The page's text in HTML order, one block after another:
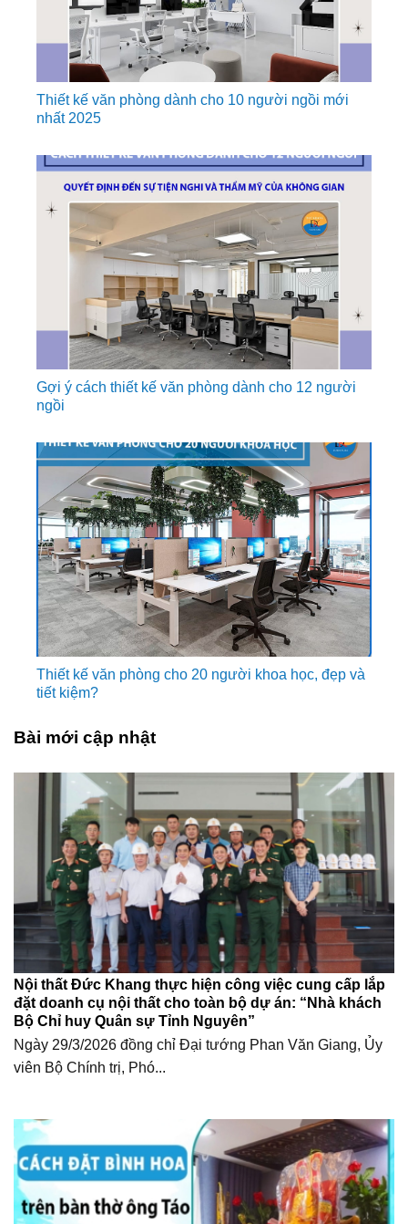
Thiết kế văn phòng dành cho 10 người ngồi mới
nhất 2025
Gợi ý cách thiết kế văn phòng dành cho 12 người
ngồi
Thiết kế văn phòng cho 20 người khoa học, đẹp và
tiết kiệm?
Bài mới cập nhật
Nội thất Đức Khang thực hiện công việc cung cấp lắp
đặt doanh cụ nội thất cho toàn bộ dự án: “Nhà khách
Bộ Chỉ huy Quân sự Tỉnh Nguyên”
Ngày 29/3/2026 đồng chỉ Đại tướng Phan Văn Giang, Ủy
viên Bộ Chính trị, Phó...